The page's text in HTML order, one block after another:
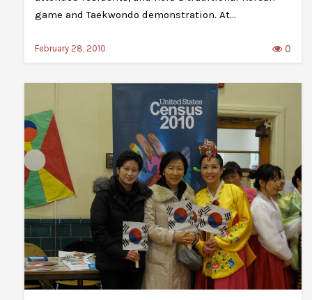
game and Taekwondo demonstration. At…
February 28, 2010 0